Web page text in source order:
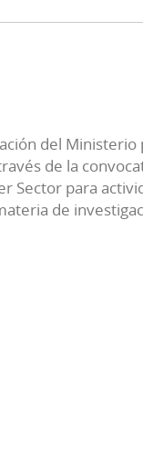
del Ministerio
de la
Sector para
de